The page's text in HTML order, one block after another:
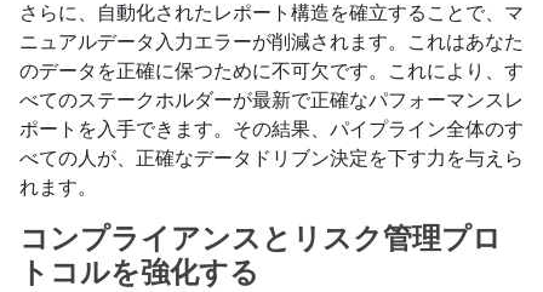
さらに、自動化されたレポート構造を確立することで、マ
ニュアルデータ入力エラーが削減されます。これはあなた
のデータを正確に保つために不可欠です。これにより、す
べてのステークホルダーが最新で正確なパフォーマンスレ
ポートを入手できます。その結果、パイプライン全体のす
べての人が、正確なデータドリブン決定を下す力を与えら
れます。
コンプライアンスとリスク管理プロ
トコルを強化する